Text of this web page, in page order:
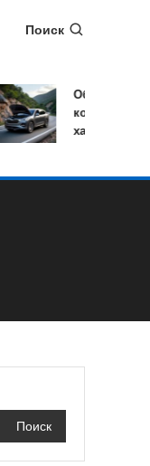
Поиск
Обзор TANK
комплектации и
характеристики
Поиск